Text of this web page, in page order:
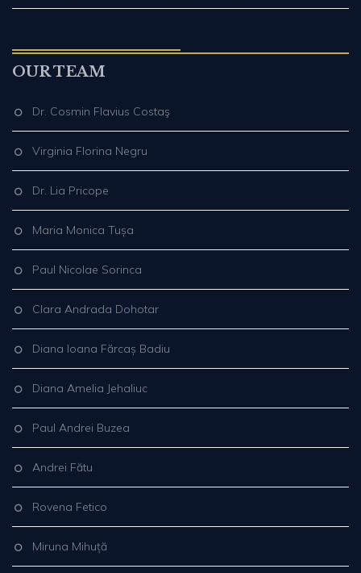
OUR TEAM
Dr. Cosmin Flavius Costaş
Virginia Florina Negru
Dr. Lia Pricope
Maria Monica Tușa
Paul Nicolae Sorinca
Clara Andrada Dohotar
Diana Ioana Fărcaș Badiu
Diana Amelia Jehaliuc
Paul Andrei Buzea
Andrei Fătu
Rovena Fetico
Miruna Mihuță